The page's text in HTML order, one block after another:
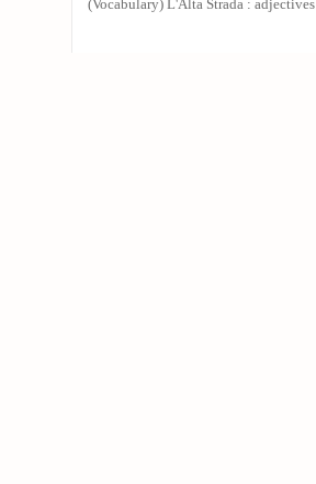
(Vocabulary) L'Alta Strada : adjectives